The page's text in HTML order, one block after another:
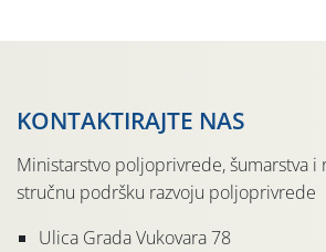
KONTAKTIRAJTE NAS
Ministarstvo poljoprivrede, šumarstva i
stručnu podršku razvoju poljoprivrede
Ulica Grada Vukovara 78